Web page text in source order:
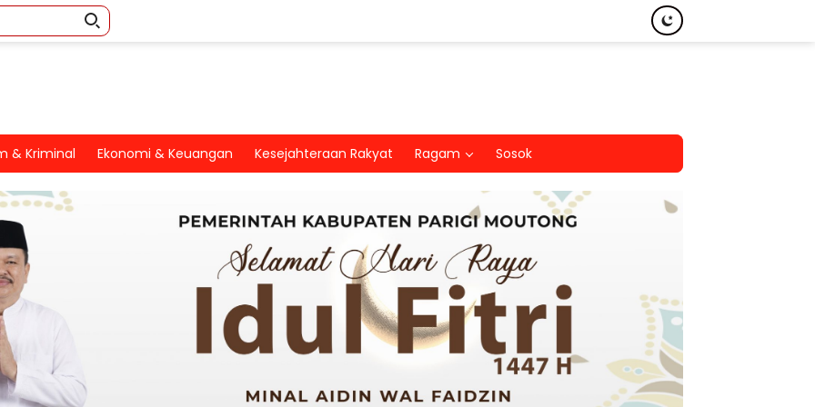
& Kriminal Ekonomi & Keuangan Kesejahteraan Rakyat Ragam Sosok